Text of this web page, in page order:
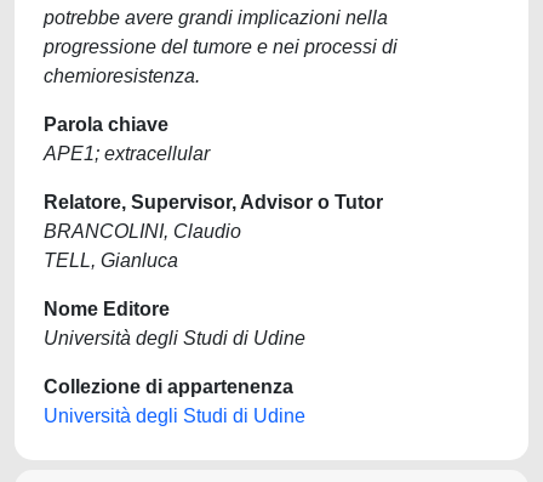
potrebbe avere grandi implicazioni nella
progressione del tumore e nei processi di
chemioresistenza.
Parola chiave
APE1; extracellular
Relatore, Supervisor, Advisor o Tutor
BRANCOLINI, Claudio
TELL, Gianluca
Nome Editore
Università degli Studi di Udine
Collezione di appartenenza
Università degli Studi di Udine